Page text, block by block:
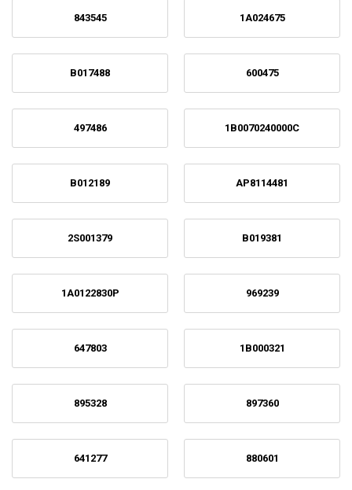
843545 1A024675
B017488 600475
497486 1B0070240000C
B012189 AP8114481
2S001379 B019381
1A0122830P 969239
647803 1B000321
895328 897360
641277 880601